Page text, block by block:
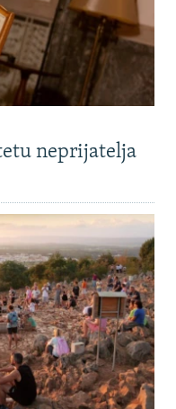
neprijatelja